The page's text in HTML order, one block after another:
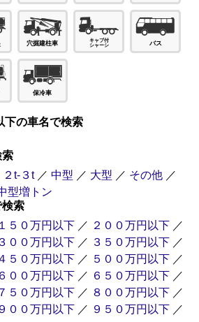
穴掘建柱車 バス
保冷車
下の車名で検索
索
２t-３t ／ 中型 ／ 大型 ／ その他 ／
型増トン
索
１５０万円以下 ／ ２００万円以下 ／
３００万円以下 ／ ３５０万円以下 ／
５０万円以下 ／ ５００万円以下 ／
６００万円以下 ／ ６５０万円以下 ／
７５０万円以下 ／ ８００万円以下 ／
９００万円以下 ／ ９５０万円以下 ／